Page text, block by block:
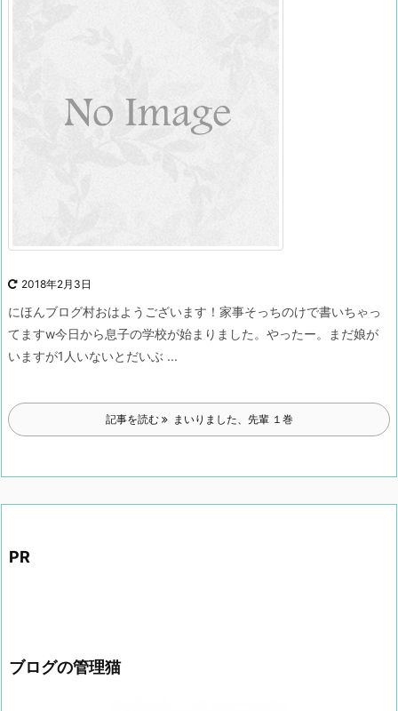
2018年2月3日
にほんブログ村おはようございます！ 家事そっちのけで書いちゃっ
てますw今日から息子の学校が始まりました。 やったー。
まだ娘が
いますが1人いないとだいぶ ...
記事を読む まいりました、先輩 １巻
PR
ブログの管理猫